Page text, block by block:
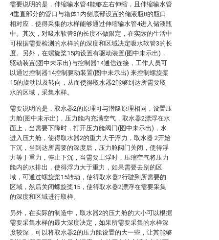
需要说明的是，伸缩输水管4能够左右伸缩，且伸缩输水管
4垂直部分的管口与箱体1内侧底部设置的储液瓶8的瓶口
相对应，使得采集的水样能够通过伸缩输水管4进入储液瓶
中。其次，对吸水软管3的长度不做限定，在实际的生活中
可根据需要检测的水样的的深度和区域决定吸水软管3的长
度。另外，在螺旋桨15内设置有驱动装置(图中未示出)，
驱动装置(图中未示出)与控制器14通信连接，工作人员可
以通过控制器14控制驱动装置(图中未示出) 来控制螺旋桨
15的旋动以及转向，从而使得取水器2能够到达所需要取
水的区域，采集水样。
需要说明的是，取水器2的原理可与潜艇原理相同，设置压
力舱(图中未示出)，压力舱内充满空气，取水器2漂浮在水
面上，当需要下降时，打开压力舱阀门(图中未示出)，水
进入压力舱，使得取水器2的重力大于浮力，取水器 2开始
下沉，当到达所需要的深度后，压力舱阀门关闭，使得浮
力等于重力，停止下沉，当需要上浮时，压缩空气将压力
舱内的水排出，使得浮力大于重力，如果需要去别的区
域，可通过螺旋桨15转动，使得取水器2行驶到所需要的
区域，然后关闭螺旋桨15，使得取水器2漂浮在需要采集
的深度和区域进行取样。
另外，在实际的制造中，取水器2的压力舱的大小可以根据
需要采集水样的最大深度决定，如果所需要采集的水样深
度较深，可以将取水器2的压力舱设置的大一些，让其能够